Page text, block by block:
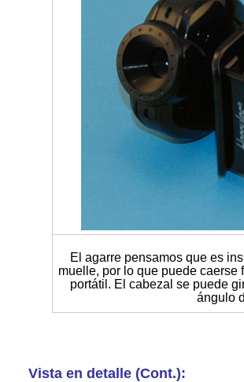
El agarre pensamos que es
muelle, por lo que puede
portátil. El cabezal se puede
ángulo
Vista en detalle (Cont.):